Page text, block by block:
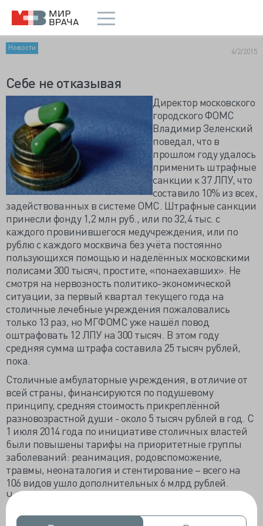
Новости 4/2/2015
Себе не отказывая
Директор московского
городского ФОМС
Владимир Зеленский
поведал, что в
прошлом году удалось
применить штрафные
санкции к 37 ЛПУ, что
составило 10% из всех,
задействованных в системе ОМС. Штрафные санкции
принесли фонду 1,2 млн руб., или по 32,4 тыс. с
каждого провинившегося медучреждения, или по
рублю с каждого москвича без учёта постоянно
пользующихся помощью и наделённых московскими
полисами 300 тысяч, простите, «понаехавших». Не
смотря на нервозность политико-экономической
ситуации, за первый квартал текущего года на
столичные лечебные учреждения пожаловались
только 13 раз, но МГФОМС уже нашёл повод
оштрафовать 12 ЛПУ на 300 тысяч. В этом году
средняя сумма штрафа составила 25 тысяч рублей,
пока.
Столичные амбулаторные учреждения, в отличие от
всей страны, финансируются по подушевому
принципу, средняя стоимость прикреплённой
разновозрастной души - около 5 тысяч рублей в год. С
1 июля 2014 года по инициативе столичных властей
были повышены тарифы на приоритетные группы
заболеваний: реанимация, родовспоможение,
травмы, неонаталогия и стентирование – всего на
106 видов ушло дополнительных 6 млрд рублей.
Частота пересмотра тарифов ОМС государством не
регламентируется, но раз в год должны утверждаться
тарифы будущего года, и «можем изменить их в